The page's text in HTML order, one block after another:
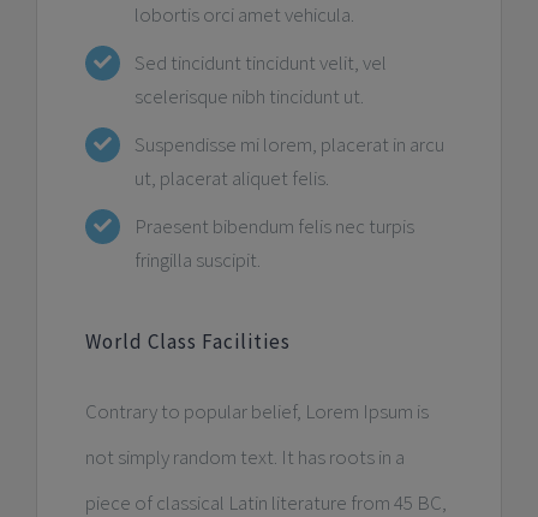
lobortis orci amet vehicula.
Sed tincidunt tincidunt velit, vel
scelerisque nibh tincidunt ut.
Suspendisse mi lorem, placerat in arcu
ut, placerat aliquet felis.
Praesent bibendum felis nec turpis
fringilla suscipit.
World Class Facilities
Contrary to popular belief, Lorem Ipsum is
not simply random text. It has roots in a
piece of classical Latin literature from 45 BC,